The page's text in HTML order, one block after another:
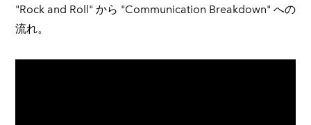
"Rock and Roll" から "Communication Breakdown" への
流れ。